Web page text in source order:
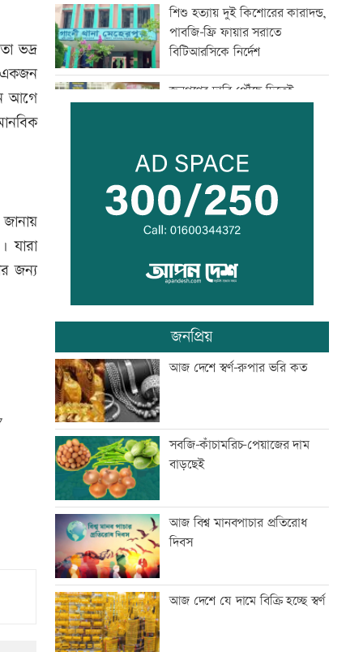
ভদ্র
একজন
আগে
যারা
জন্য
শিশু হত্যায় দুই কিশোরের কারাদন্ড,
পাবজি-ফ্রি ফায়ার সরাতে
বিটিআরসিকে নির্দেশ
জনগণের দাবি পৌঁছে দিতেই
গ্যাস সরবরাহ স্বাভাবিক হবে দুই-
তিনদিনের মধ্যে: মন্ত্রী
প্রতিবাদে কুড়িগ্রামে মানববন্ধন
রাষ্ট্রবিরোধী অপতৎপরতায় জড়িত
শিক্ষকদের বিরুদ্ধে ব্যবস্থা নেয়ার
দাবি ইউট্যাবের
জনপ্রিয়
আজ দেশে স্বর্ণ-রুপার ভরি কত
সবজি-কাঁচামরিচ-পেয়াজের দাম
বাড়ছেই
আজ বিশ্ব মানবপাচার প্রতিরোধ
দিবস
আজ দেশে যে দামে বিক্রি হচ্ছে স্বর্ণ